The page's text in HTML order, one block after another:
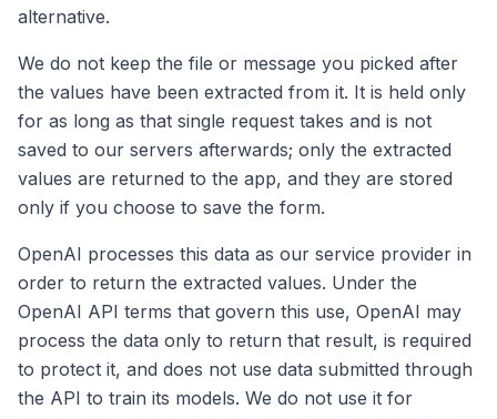
alternative.
We do not keep the file or message you picked after
the values have been extracted from it. It is held only
for as long as that single request takes and is not
saved to our servers afterwards; only the extracted
values are returned to the app, and they are stored
only if you choose to save the form.
OpenAI processes this data as our service provider in
order to return the extracted values. Under the
OpenAI API terms that govern this use, OpenAI may
process the data only to return that result, is required
to protect it, and does not use data submitted through
the API to train its models. We do not use it for